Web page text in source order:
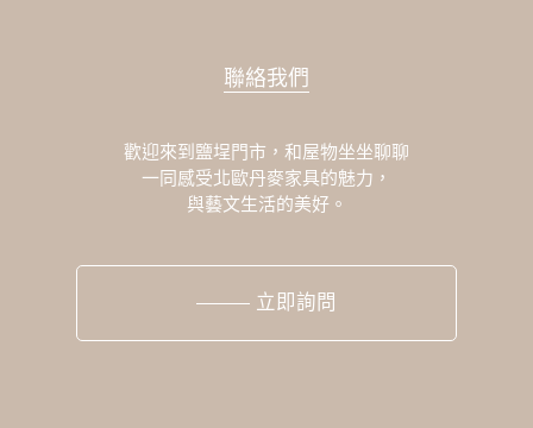
聯絡我們
歡迎來到鹽埕門市，和屋物坐坐聊聊
一同感受北歐丹麥家具的魅力，
與藝文生活的美好。
立即詢問